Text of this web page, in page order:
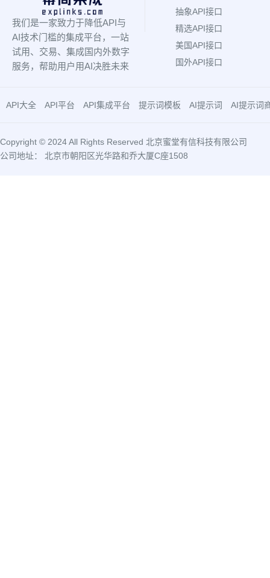
我们是一家致力于降低API与
AI技术门槛的集成平台，一站
试用、交易、集成国内外数字
服务，帮助用户用AI决胜未来
抽象API接口
精选API接口
美国API接口
国外API接口
API大全 API平台 API集成平台 提示词模板 AI提示词 AI提示词
Copyright © 2024 All Rights Reserved 北京蜜堂有信科技有限公司
公司地址： 北京市朝阳区光华路和乔大厦C座1508